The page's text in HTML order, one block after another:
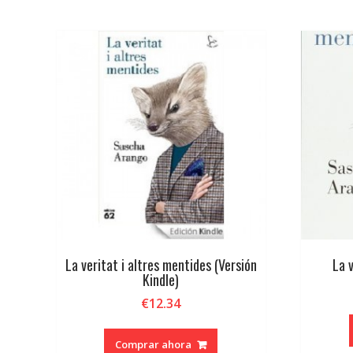
últimos
La veritat i altres mentides (Versión
Kindle)
€12.34
Comprar ahora
La